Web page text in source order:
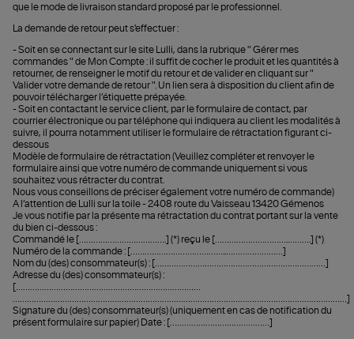
que le mode de livraison standard proposé par le professionnel.
La demande de retour peut s'effectuer :
- Soit en se connectant sur le site Lulli, dans la rubrique " Gérer mes
commandes " de Mon Compte : il suffit de cocher le produit et les quantités à
retourner, de renseigner le motif du retour et de valider en cliquant sur "
Valider votre demande de retour ". Un lien sera à disposition du client afin de
pouvoir télécharger l’étiquette prépayée.
- Soit en contactant le service client, par le formulaire de contact, par
courrier électronique ou par téléphone qui indiquera au client les modalités à
suivre, il pourra notamment utiliser le formulaire de rétractation figurant ci-
dessous
Modèle de formulaire de rétractation (Veuillez compléter et renvoyer le
formulaire ainsi que votre numéro de commande uniquement si vous
souhaitez vous rétracter du contrat.
Nous vous conseillons de préciser également votre numéro de commande)
A l’attention de Lulli sur la toile - 2408 route du Vaisseau 13420 Gémenos
Je vous notifie par la présente ma rétractation du contrat portant sur la vente
du bien ci-dessous :
Commandé le [……………………………….] (*) reçu le [………………………….……….] (*)
Numéro de la commande : […………………………………..……………………]
Nom du (des) consommateur(s) : [………………………………………………………………]
Adresse du (des) consommateur(s) :
[……………………………………………………………………
……………………………………………………………………………………………………………………………]
Signature du (des) consommateur(s) (uniquement en cas de notification du
présent formulaire sur papier) Date : [……………………………………]